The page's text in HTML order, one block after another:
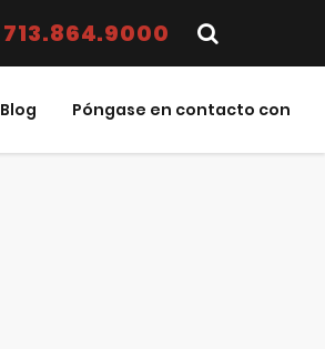
713.864.9000
Blog Póngase en contacto con